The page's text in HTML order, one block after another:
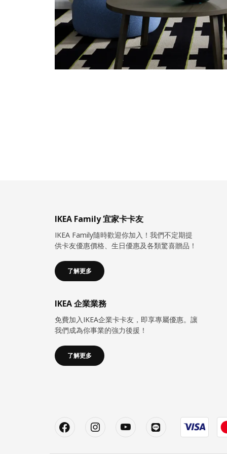
IKEA Family 宜家卡卡友
IKEA Family隨時歡迎你加入！我們不定期提
供卡友優惠價格、生日優惠及各類驚喜贈品！
了解更多
IKEA 企業業務
免費加入IKEA企業卡卡友，即享專屬優惠。讓
我們成為你事業的強力後援！
了解更多